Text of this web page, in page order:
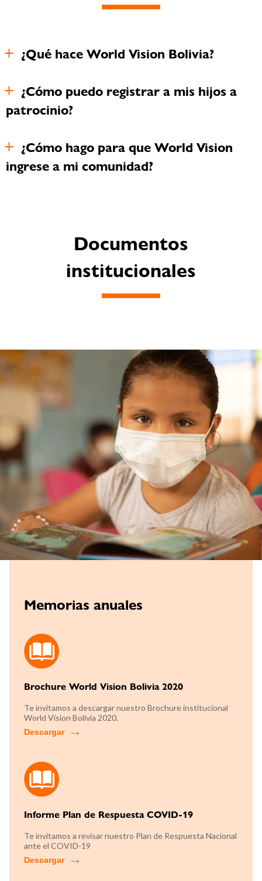
¿Qué hace World Vision Bolivia?
¿Cómo puedo registrar a mis hijos a
patrocinio?
¿Cómo hago para que World Vision
ingrese a mi comunidad?
Documentos
institucionales
Memorias anuales
Brochure World Vision Bolivia 2020
Te invitamos a descargar nuestro Brochure institucional
World Vision Bolivia 2020.
Descargar
Informe Plan de Respuesta COVID-19
Te invitamos a revisar nuestro Plan de Respuesta Nacional
ante el COVID-19
Descargar